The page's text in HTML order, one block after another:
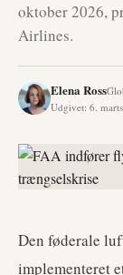
oktober 2026,
Airlines.
Elena Ross
Udgivet: 6.
Den føderale
implementeret